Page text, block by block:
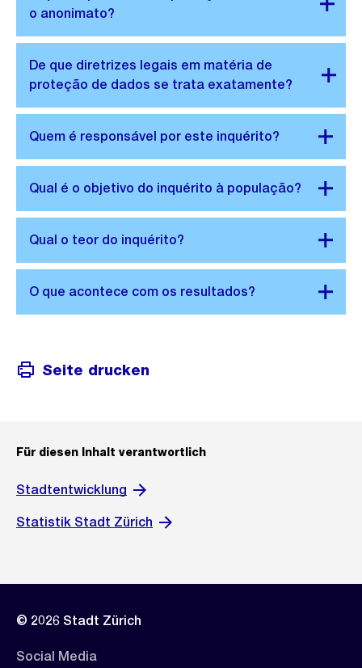
Seite drucken
Für diesen Inhalt verantwortlich
Stadtentwicklung
Statistik Stadt Zürich
© 2026 Stadt Zürich
Social Media